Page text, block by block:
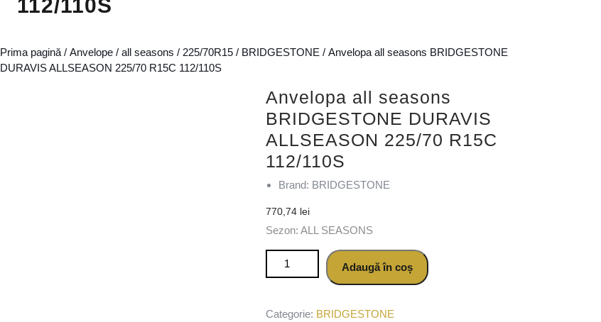
112/110S
Prima pagină / Anvelope / all seasons / 225/70R15 / BRIDGESTONE / Anvelopa all seasons BRIDGESTONE
DURAVIS ALLSEASON 225/70 R15C 112/110S
Anvelopa all seasons
BRIDGESTONE DURAVIS
ALLSEASON 225/70 R15C
112/110S
Brand: BRIDGESTONE
770,74 lei
Sezon: ALL SEASONS
Cantitate Anvelopa all seasons BRIDGESTONE DURAVIS
Adaugă în coș
Categorie: BRIDGESTONE